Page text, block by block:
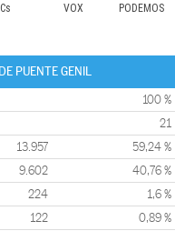
Cs VOX PODEMOS
PUENTE GENIL
100 %
21
13.957 59,24 %
9.602 40,76 %
224 1,6 %
122 0,89 %